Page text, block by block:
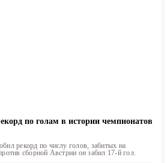
по голам в истории чемпионатов
рекорд по числу голов, забитых на
сборной Австрии он забил 17-й гол.